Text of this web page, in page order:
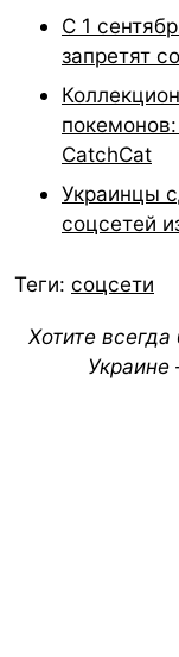
С 1
запретят
CatchCat
Украинцы
соцсетей
Теги: соцсети
Хотите